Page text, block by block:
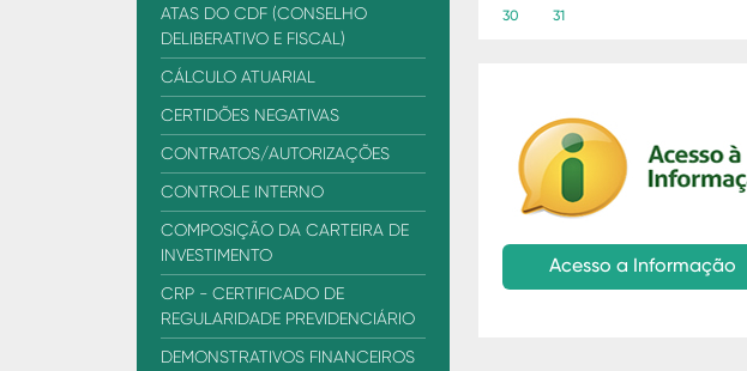
ATAS DO CDF (CONSELHO
DELIBERATIVO E FISCAL)
CÁLCULO ATUARIAL
CERTIDÕES NEGATIVAS
CONTRATOS/AUTORIZAÇÕES
CONTROLE INTERNO
COMPOSIÇÃO DA CARTEIRA DE
INVESTIMENTO
CRP - CERTIFICADO DE
REGULARIDADE PREVIDENCIÁRIO
DEMONSTRATIVOS FINANCEIROS
30 31
Acesso a Informação